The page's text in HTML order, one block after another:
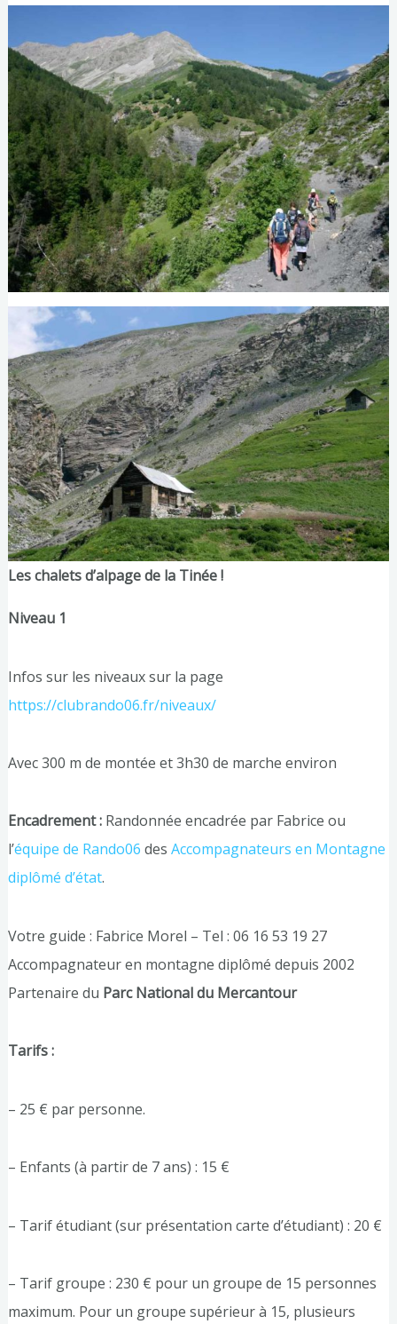
Les chalets d’alpage de la Tinée !
Niveau 1
Infos sur les niveaux sur la page
https://clubrando06.fr/niveaux/
Avec 300 m de montée et 3h30 de marche environ
Encadrement :Randonnée encadrée par Fabrice ou
l’équipe de Rando06 des Accompagnateurs en Montagne
diplômé d’état.
Votre guide : Fabrice Morel – Tel : 06 16 53 19 27
Accompagnateur en montagne diplômé depuis 2002
Partenaire du Parc National du Mercantour
Tarifs :
– 25 € par personne.
– Enfants (à partir de 7 ans) : 15 €
– Tarif étudiant (sur présentation carte d’étudiant) : 20 €
– Tarif groupe : 230 € pour un groupe de 15 personnes
maximum. Pour un groupe supérieur à 15, plusieurs